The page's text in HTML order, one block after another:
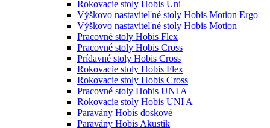
Rokovacie stoly Hobis Uni
Výškovo nastaviteľné stoly Hobis Motion Ergo
Výškovo nastaviteľné stoly Hobis Motion
Pracovné stoly Hobis Flex
Pracovné stoly Hobis Cross
Prídavné stoly Hobis Cross
Rokovacie stoly Hobis Flex
Rokovacie stoly Hobis Cross
Pracovné stoly Hobis UNI A
Rokovacie stoly Hobis UNI A
Paravány Hobis doskové
Paravány Hobis Akustik